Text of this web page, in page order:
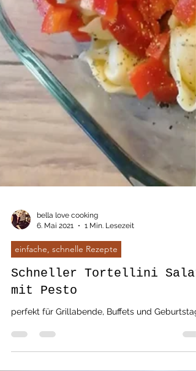
6. Mai 2021
1 Min. Lesezeit
einfache, schnelle Rezepte
Schneller Tortellini Salat
mit Pesto